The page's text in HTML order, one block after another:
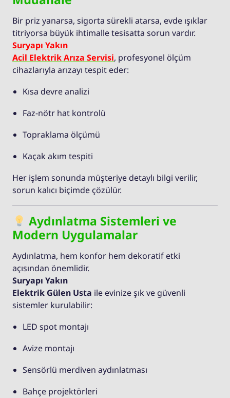
Bir priz yanarsa, sigorta sürekli atarsa, evde ışıklar
titriyorsa büyük ihtimalle tesisatta sorun vardır.
Suryapı Yakın
Acil Elektrik Arıza Servisi, profesyonel ölçüm
cihazlarıyla arızayı tespit eder:
Kısa devre analizi
Faz-nötr hat kontrolü
Topraklama ölçümü
Kaçak akım tespiti
Her işlem sonunda müşteriye detaylı bilgi verilir,
sorun kalıcı biçimde çözülür.
Aydınlatma Sistemleri ve
Modern Uygulamalar
Aydınlatma, hem konfor hem dekoratif etki
açısından önemlidir.
Suryapı Yakın
Elektrik Gülen Usta ile evinize şık ve güvenli
sistemler kurulabilir:
LED spot montajı
Avize montajı
Sensörlü merdiven aydınlatması
Bahçe projektörleri